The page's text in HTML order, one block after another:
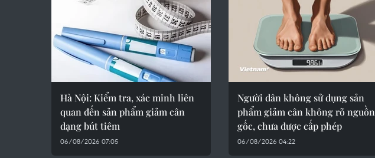
Hà Nội: Kiểm tra, xác minh liên
quan đến sản phẩm giảm cân
dạng bút tiêm
06/08/2026 07:05
Người dân không sử dụng sản
phẩm giảm cân không rõ nguồn
gốc, chưa được cấp phép
06/08/2026 04:22